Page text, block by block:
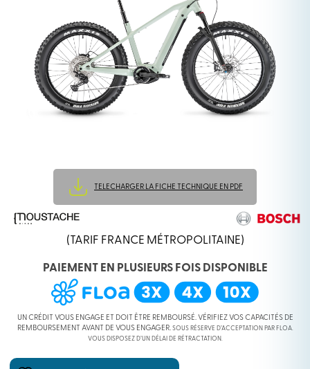
TELECHARGER LA FICHE TECHNIQUE EN PDF
(TARIF FRANCE MÉTROPOLITAINE)
PAIEMENT EN PLUSIEURS FOIS DISPONIBLE
UN CRÉDIT VOUS ENGAGE ET DOIT ÊTRE REMBOURSÉ. VÉRIFIEZ VOS CAPACITÉS DE
REMBOURSEMENT AVANT DE VOUS ENGAGER. SOUS RÉSERVE D’ACCEPTATION PAR FLOA.
VOUS DISPOSEZ D’UN DÉLAI DE RÉTRACTATION.